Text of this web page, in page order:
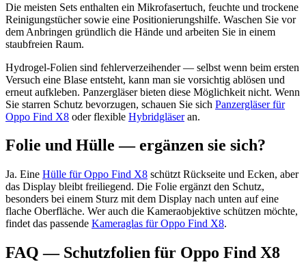
Die meisten Sets enthalten ein Mikrofasertuch, feuchte und trockene
Reinigungstücher sowie eine Positionierungshilfe. Waschen Sie vor
dem Anbringen gründlich die Hände und arbeiten Sie in einem
staubfreien Raum.
Hydrogel-Folien sind fehlerverzeihender — selbst wenn beim ersten
Versuch eine Blase entsteht, kann man sie vorsichtig ablösen und
erneut aufkleben. Panzergläser bieten diese Möglichkeit nicht. Wenn
Sie starren Schutz bevorzugen, schauen Sie sich Panzergläser für
Oppo Find X8 oder flexible Hybridgläseran.
Folie und Hülle — ergänzen sie sich?
Ja. Eine Hülle für Oppo Find X8 schützt Rückseite und Ecken, aber
das Display bleibt freiliegend. Die Folie ergänzt den Schutz,
besonders bei einem Sturz mit dem Display nach unten auf eine
flache Oberfläche. Wer auch die Kameraobjektive schützen möchte,
findet das passende Kameraglas für Oppo Find X8.
FAQ — Schutzfolien für Oppo Find X8